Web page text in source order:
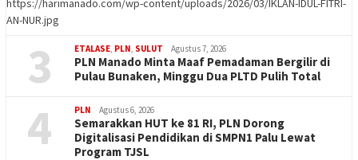
https://harimanado.com/wp-content/uploads/2026/03/IKLAN-IDUL-FITRI-
AN-NUR.jpg
3 ETALASE PLN SULUT Agustus 7, 2026
PLN Manado Minta Maaf Pemadaman Bergilir di
Pulau Bunaken, Minggu Dua PLTD Pulih Total
4 PLN Agustus 6, 2026
Semarakkan HUT ke 81 RI, PLN Dorong
Digitalisasi Pendidikan di SMPN1 Palu Lewat
Program TJSL